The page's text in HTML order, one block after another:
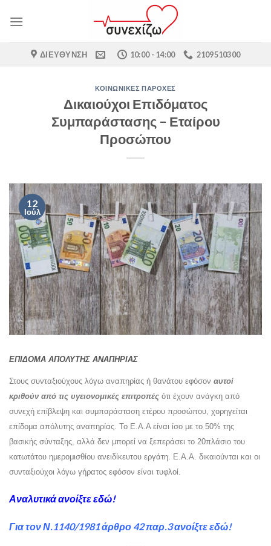
ΔΙΕΎΘΥΝΣΗ 10:00 - 14:00 2109510300
ΚΟΙΝΩΝΙΚΈΣ ΠΑΡΟΧΈΣ
Δικαιούχοι Επιδόματος
Συμπαράστασης – Εταίρου
Προσώπου
12
Ιούλ
ΕΠΙΔΟΜΑ ΑΠΟΛΥΤΗΣ ΑΝΑΠΗΡΙΑΣ
Στους συνταξιούχους λόγω αναπηρίας ή θανάτου εφόσον αυτοί
κριθούν από τις υγειονομικές επιτροπές ότι έχουν ανάγκη από
συνεχή επίβλεψη και συμπαράσταση ετέρου προσώπου, χορηγείται
επίδομα απόλυτης αναπηρίας. Το Ε.Α.Α είναι ίσο με το 50% της
βασικής σύνταξης, αλλά δεν μπορεί να ξεπεράσει το 20πλάσιο του
κατωτάτου ημερομισθίου ανειδίκευτου εργάτη. Ε.Α.Α. δικαιούνται και οι
συνταξιούχοι λόγω γήρατος εφόσον είναι τυφλοί.
Αναλυτικά ανοίξτε εδώ!
Για τον Ν.1140/1981 άρθρο 42 παρ.3 ανοίξτε εδώ!